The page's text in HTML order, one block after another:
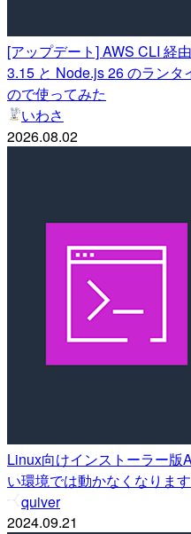
[アップデート] AWS CLI 経
3.15 と Node.js 26 のラン
ので使ってみた
いわさ
2026.08.02
Linux向けインストーラー版
い環境では動かなくなります
quiver
2024.09.21